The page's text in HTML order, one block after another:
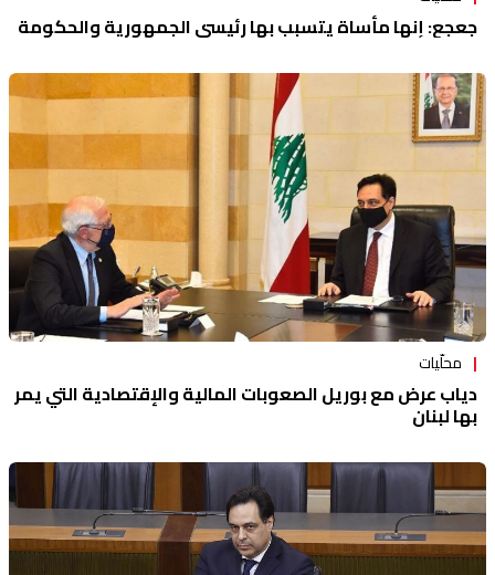
جعجع: إنها مأساة يتسبب بها رئيسي الجمهورية والحكومة
محلّيات
دياب عرض مع بوريل الصعوبات المالية والإقتصادية التي يمر
بها لبنان